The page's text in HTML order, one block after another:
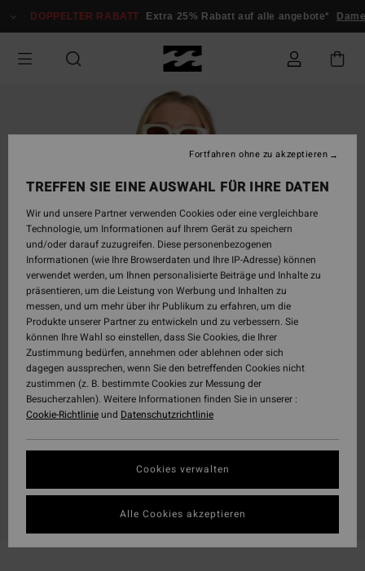
zur
springen
DOPPELTER RABATT Extra 25% Rabatt auf alle angebote* Damen
TREFFEN SIE EINE AUSWAHL FÜR IHRE DATEN
Wir und unsere Partner verwenden Cookies oder eine vergleichbare
Technologie, um Informationen auf Ihrem Gerät zu speichern
und/oder darauf zuzugreifen. Diese personenbezogenen
Informationen (wie Ihre Browserdaten und Ihre IP-Adresse) können
verwendet werden, um Ihnen personalisierte Beiträge und Inhalte zu
präsentieren, um die Leistung von Werbung und Inhalten zu
messen, und um mehr über ihr Publikum zu erfahren, um die
Produkte unserer Partner zu entwickeln und zu verbessern. Sie
können Ihre Wahl so einstellen, dass Sie Cookies, die Ihrer
Zustimmung bedürfen, annehmen oder ablehnen oder sich
dagegen aussprechen, wenn Sie den betreffenden Cookies nicht
zustimmen (z. B. bestimmte Cookies zur Messung der
Besucherzahlen). Weitere Informationen finden Sie in unserer :
Cookie-Richtlinieund Datenschutzrichtlinie
Cookies verwalten
Fortfahren ohne zu akzeptieren
Alle Cookies akzeptieren